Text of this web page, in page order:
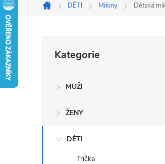
Domů
DĚTI Mikiny Dětská
t
kategorie
Kategorie
MUŽI
ŽENY
DĚTI
Trička